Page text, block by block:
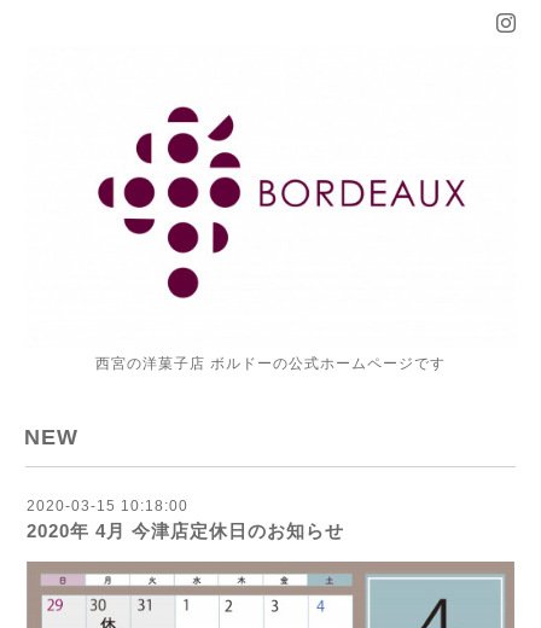
西宮の洋菓子店 ボルドーの公式ホームページです
NEW
2020-03-15 10:18:00
2020年 4月 今津店定休日のお知らせ